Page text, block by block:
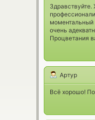
Здравствуйте.
моментальный
очень
Процветания
Артур
Всё хорошо!